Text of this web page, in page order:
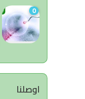
0
اوصلنا